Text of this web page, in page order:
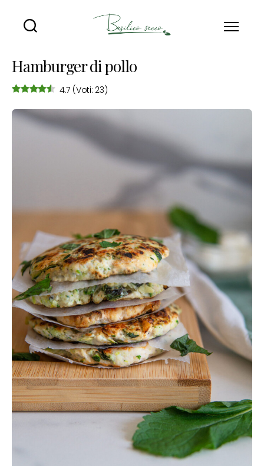
Hamburger di pollo
4.7 (Voti: 23)